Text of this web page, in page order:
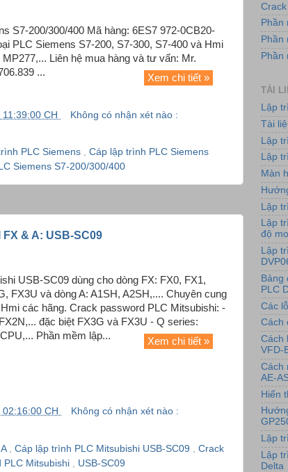
S7-200/300/400 Mã hàng: 6ES7 972-0CB20-
PLC Siemens S7-200, S7-300, S7-400 và Hmi
Liên hệ mua hàng và tư vấn: Mr.
...
Xem chi tiết »
CH Không có nhận xét nào :
PLC Siemens , Cáp lập trình PLC Siemens
Siemens S7-200/300/400
& A: USB-SC09
USB-SC09 dùng cho dòng FX: FX0, FX1,
FX3U và dòng A: A1SH, A2SH,.... Chuyên cung
các hãng. Crack password PLC Mitsubishi: -
đặc biệt FX3G và FX3U - Q series:
Phần mềm lập...
Xem chi tiết »
CH Không có nhận xét nào :
, Cáp lập trình PLC Mitsubishi USB-SC09 , Crack
PLC Mitsubishi , USB-SC09
Phần
Phần
Phần
TÀI
Lập
Tài
Lập
Lập
Màn
Lập
Lập
độ
Lập
Bảng
PLC
Các
Cách
Cách
VFD-
Cách
AE-
Hiển
Lập
Lập
Delta